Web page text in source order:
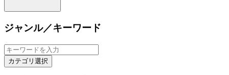
ジャンル／キーワード
カテゴリ選択